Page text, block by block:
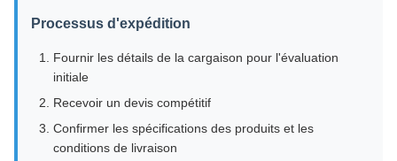
Processus d'expédition
Fournir les détails de la cargaison pour l'évaluation
initiale
Recevoir un devis compétitif
Confirmer les spécifications des produits et les
conditions de livraison